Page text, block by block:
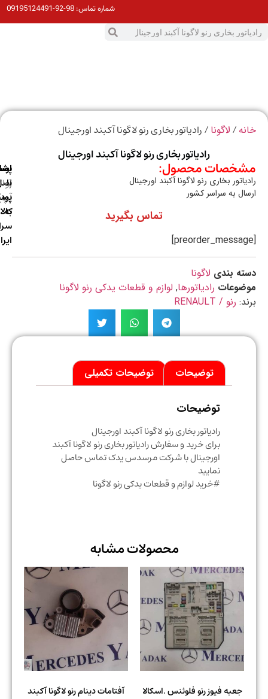
شماره تماس:98-92-09195124491
/لاگونا / رادیاتور بخاری رنو لاگونا آکبند اورجینال
رادیاتور بخاری رنو لاگونا آکبند اورجینال
محصول:
بخاری رنو لاگونا آکبند اورجینال
به سراسر کشور
تماس بگیرید
بندی لاگونا
رادیاتورها,لوازم و قطعات یدکی رنو لاگونا
رنو / RENAULT
سراسر
اصالت
پشتیبانی
(واتس
توضیحات توضیحات تکمیلی
توضیحات
رادیاتور بخاری رنو لاگونا آکبند اورجینال
برای خرید و سفارش رادیاتور بخاری رنو لاگونا آکبند
اورجینال با شرکت مرسدس یدک تماس حاصل
نمایید
#خرید لوازم و قطعات یدکی رنو لاگونا
محصولات مشابه
جعبه فیوز رنو فلوئنس .اسکالا
آفتامات دینام رنو لاگونا آکبند